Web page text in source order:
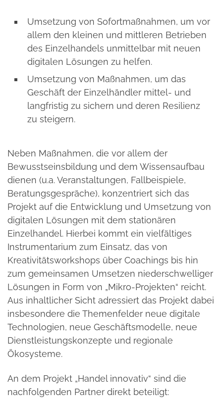
Umsetzung von Sofortmaßnahmen, um vor
allem den kleinen und mittleren Betrieben
des Einzelhandels unmittelbar mit neuen
digitalen Lösungen zu helfen.
Umsetzung von Maßnahmen, um das
Geschäft der Einzelhändler mittel- und
langfristig zu sichern und deren Resilienz
zu steigern.
Neben Maßnahmen, die vor allem der
Bewusstseinsbildung und dem Wissensaufbau
dienen (u.a. Veranstaltungen, Fallbeispiele,
Beratungsgespräche), konzentriert sich das
Projekt auf die Entwicklung und Umsetzung von
digitalen Lösungen mit dem stationären
Einzelhandel. Hierbei kommt ein vielfältiges
Instrumentarium zum Einsatz, das von
Kreativitätsworkshops über Coachings bis hin
zum gemeinsamen Umsetzen niederschwelliger
Lösungen in Form von „Mikro-Projekten“ reicht.
Aus inhaltlicher Sicht adressiert das Projekt dabei
insbesondere die Themenfelder neue digitale
Technologien, neue Geschäftsmodelle, neue
Dienstleistungskonzepte und regionale
Ökosysteme.
An dem Projekt „Handel innovativ“ sind die
nachfolgenden Partner direkt beteiligt: